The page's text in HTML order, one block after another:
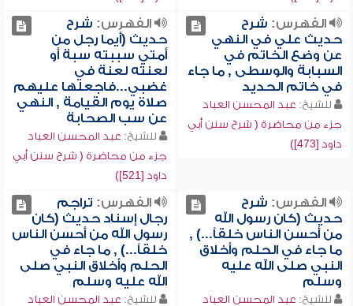
الفهرس: شرح
حديث علي في النهي
عن وضع الخاتم في
السبابة والوسطى , ما جاء
في خاتم الحديد
للشيخ: عبد المحسن العباد
جزء من محاضرة ( شرح سنن أبي
داود [473])
الفهرس: شرح
حديث (أيما رجل من
أمتي سببته سبة أو
لعنته لعنة في
غضبي...فاجعلها عليهم
صلاة يوم القيامة , النهي
عن سب الصحابة
للشيخ: عبد المحسن العباد
جزء من محاضرة ( شرح سنن أبي
داود [521])
الفهرس: شرح
حديث (كان رسول الله
من أحسن الناس خلقاً...) ,
ما جاء في الحلم وأخلاق
النبي صلى الله عليه
وسلم
للشيخ: عبد المحسن العباد
الفهرس: تراجم
رجال إسناد حديث (كان
رسول الله من أحسن الناس
خلقاً...) , ما جاء في
الحلم وأخلاق النبي صلى
الله عليه وسلم
للشيخ: عبد المحسن العباد